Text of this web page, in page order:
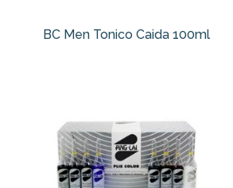
BC Men Tonico Caida 100ml